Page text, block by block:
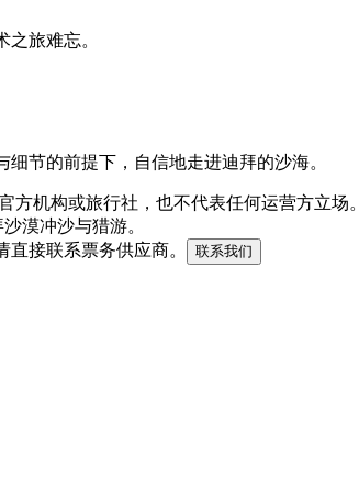
旅难忘。
节的前提下，自信地走进迪拜的沙海。
机构或旅行社，也不代表任何运营方立场。
漠冲沙与猎游。
接联系票务供应商。
联系我们